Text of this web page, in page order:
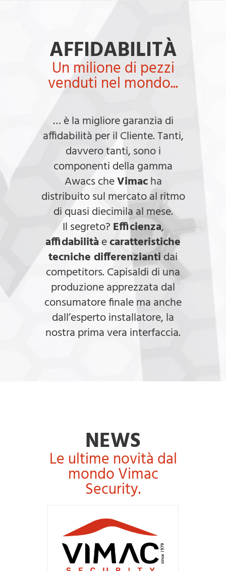
AFFIDABILITÀ
Un milione di pezzi
venduti nel mondo...
… è la migliore garanzia di
affidabilità per il Cliente. Tanti,
davvero tanti, sono i
componenti della gamma
Awacs cheVimacha
distribuito sul mercato al ritmo
di quasi diecimila al mese.
Il segreto? Efficienza,
affidabilitàecaratteristiche
tecniche differenzianti dai
competitors. Capisaldi di una
produzione apprezzata dal
consumatore finale ma anche
dall’esperto installatore, la
nostra prima vera interfaccia.
NEWS
Le ultime novità dal
mondo Vimac
Security.